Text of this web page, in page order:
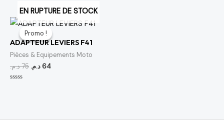
5
Promo !
EN RUPTURE DE STOCK
Promo !
ADAPTEUR LEVIERS F41
Pièces & Equipements Moto
75د.م.
Le
initial
était :
75 د.م..
64 د.م.
Le
actuel
est :
64 د.م..